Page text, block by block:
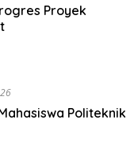
Proyek
Politeknik